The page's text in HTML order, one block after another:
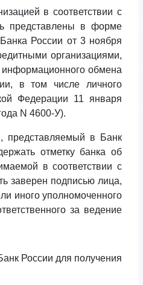
в соответствии с
представлены в форме
Банка России от 3 ноября
организациями,
обмена
в том числе личного
Федерации 11 января
N 4600-У).
представляемый в Банк
отметку банка об
в соответствии с
заверен подписью лица,
иного уполномоченного
за ведение
России для получения